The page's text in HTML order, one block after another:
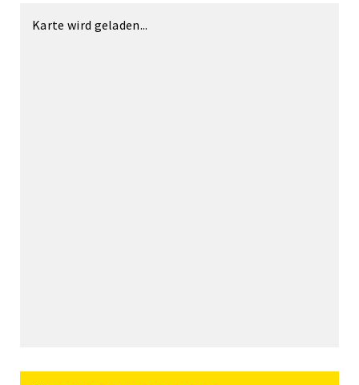
Karte wird geladen...